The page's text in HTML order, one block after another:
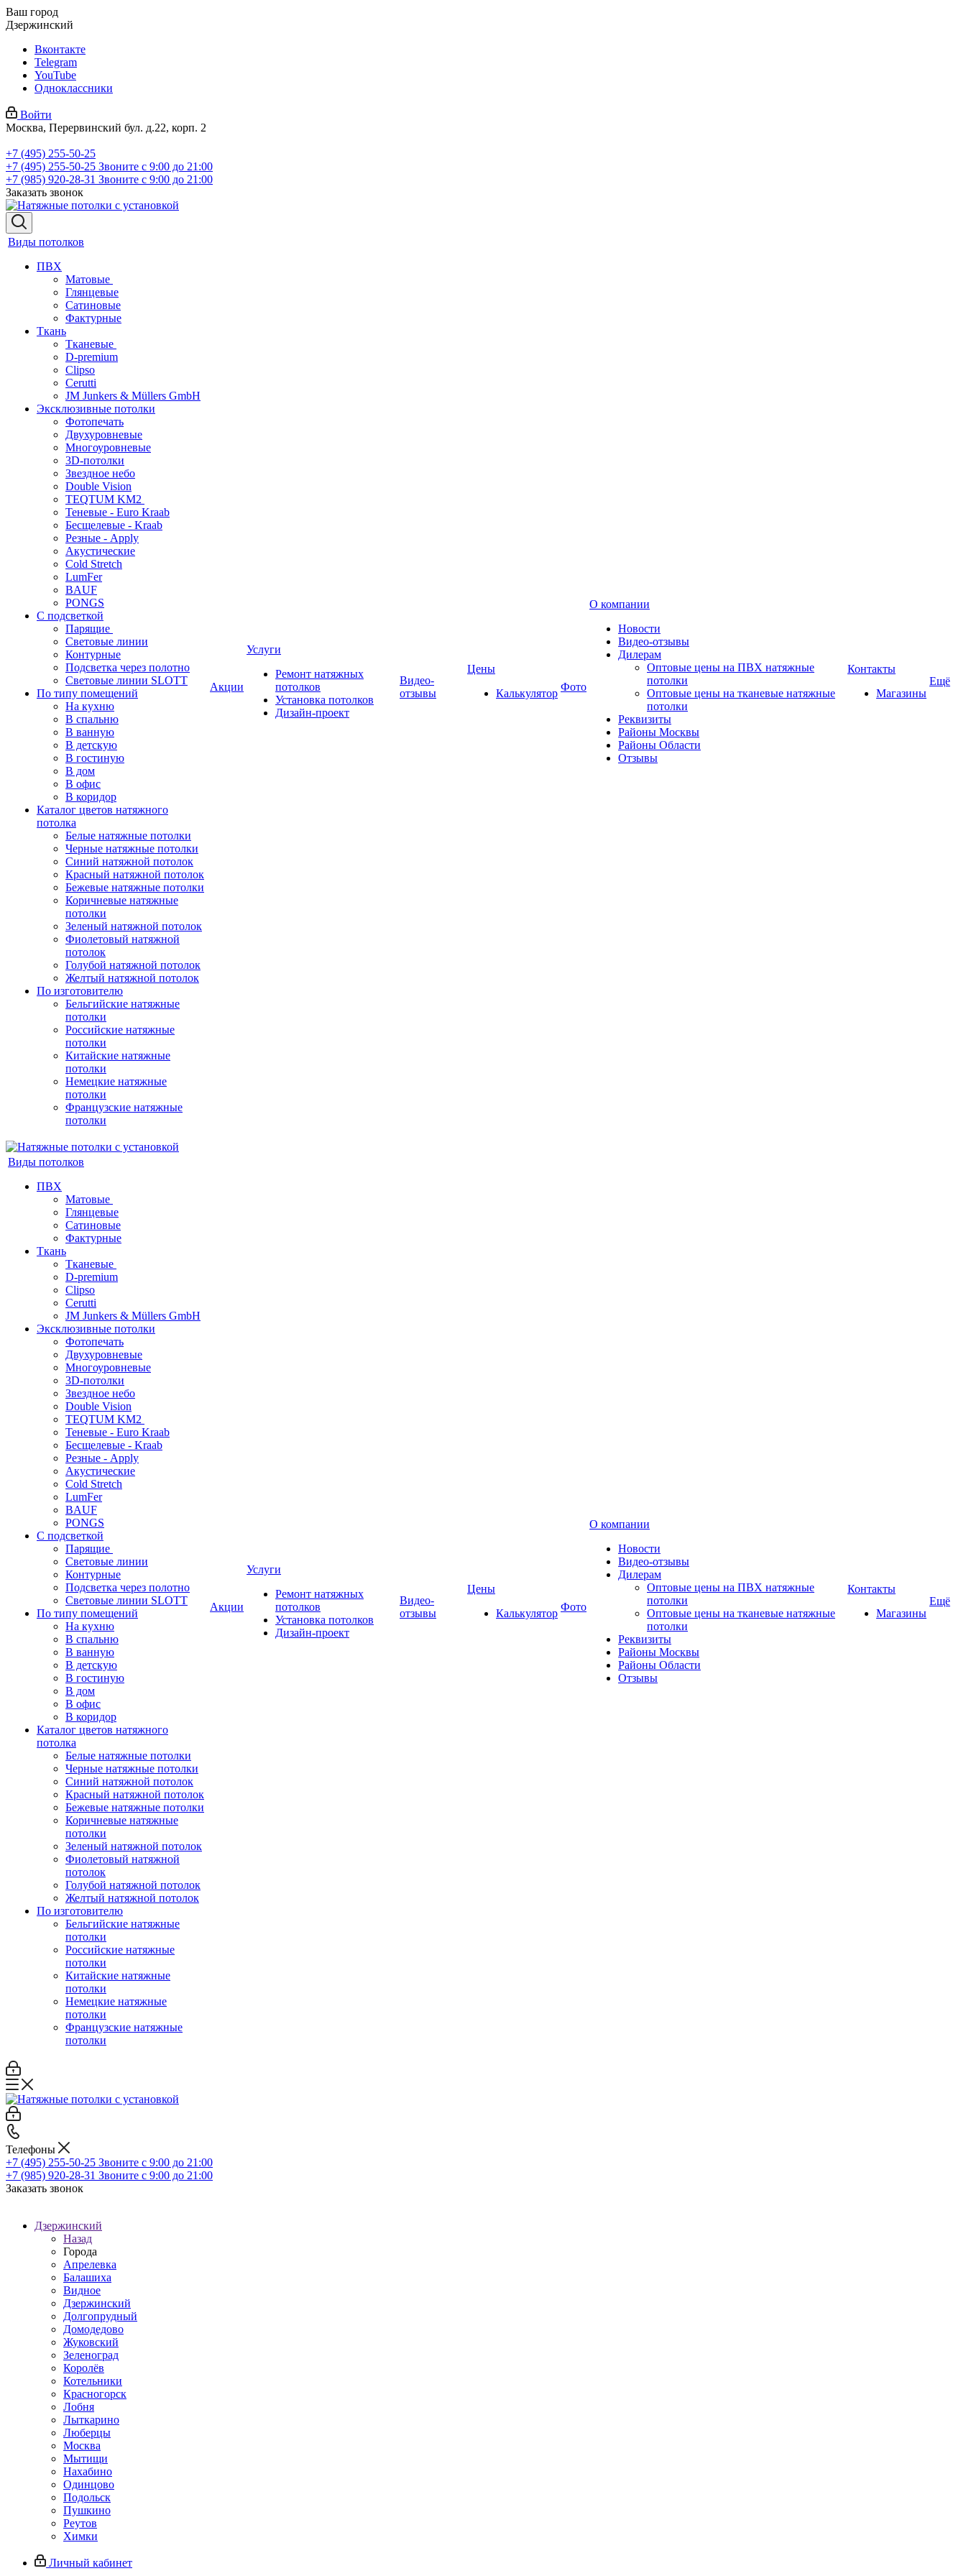
Ваш город
Дзержинский
Вконтакте
Telegram
YouTube
Одноклассники
Войти
Москва, Перервинский бул. д.22, корп. 2
+7 (495) 255-50-25
+7 (495) 255-50-25 Звоните с 9:00 до 21:00
+7 (985) 920-28-31 Звоните с 9:00 до 21:00
Заказать звонок
Виды потолков
ПВХ
Матовые
Глянцевые
Сатиновые
Фактурные
Ткань
Тканевые
D-premium
Clipso
Cerutti
JM Junkers & Müllers GmbH
Эксклюзивные потолки
Фотопечать
Двухуровневые
Многоуровневые
3D-потолки
Звездное небо
Double Vision
TEQTUM KM2
Теневые - Euro Kraab
Бесщелевые - Kraab
Резные - Apply
Акустические
Cold Stretch
LumFer
BAUF
PONGS
С подсветкой
Парящие
Световые линии
Контурные
Подсветка через полотно
Световые линии SLOTT
По типу помещений
На кухню
В спальню
В ванную
В детскую
В гостиную
В дом
В офис
В коридор
Каталог цветов натяжного
потолка
Белые натяжные потолки
Черные натяжные потолки
Синий натяжной потолок
Красный натяжной потолок
Бежевые натяжные потолки
Коричневые натяжные
потолки
Зеленый натяжной потолок
Фиолетовый натяжной
потолок
Голубой натяжной потолок
Желтый натяжной потолок
По изготовителю
Бельгийские натяжные
потолки
Российские натяжные
потолки
Китайские натяжные
потолки
Немецкие натяжные
потолки
Французские натяжные
потолки
Акции
Услуги
Ремонт натяжных
потолков
Установка потолков
Дизайн-проект
Видео-
отзывы
Цены
Калькулятор
Фото
О компании
Новости
Видео-отзывы
Дилерам
Оптовые цены на ПВХ натяжные
потолки
Оптовые цены на тканевые натяжные
потолки
Реквизиты
Районы Москвы
Районы Области
Отзывы
Контакты
Магазины
Ещё
Виды потолков
ПВХ
Матовые
Глянцевые
Сатиновые
Фактурные
Ткань
Тканевые
D-premium
Clipso
Cerutti
JM Junkers & Müllers GmbH
Эксклюзивные потолки
Фотопечать
Двухуровневые
Многоуровневые
3D-потолки
Звездное небо
Double Vision
TEQTUM KM2
Теневые - Euro Kraab
Бесщелевые - Kraab
Резные - Apply
Акустические
Cold Stretch
LumFer
BAUF
PONGS
С подсветкой
Парящие
Световые линии
Контурные
Подсветка через полотно
Световые линии SLOTT
По типу помещений
На кухню
В спальню
В ванную
В детскую
В гостиную
В дом
В офис
В коридор
Каталог цветов натяжного
потолка
Белые натяжные потолки
Черные натяжные потолки
Синий натяжной потолок
Красный натяжной потолок
Бежевые натяжные потолки
Коричневые натяжные
потолки
Зеленый натяжной потолок
Фиолетовый натяжной
потолок
Голубой натяжной потолок
Желтый натяжной потолок
По изготовителю
Бельгийские натяжные
потолки
Российские натяжные
потолки
Китайские натяжные
потолки
Немецкие натяжные
потолки
Французские натяжные
потолки
Акции
Услуги
Ремонт натяжных
потолков
Установка потолков
Дизайн-проект
Видео-
отзывы
Цены
Калькулятор
Фото
О компании
Новости
Видео-отзывы
Дилерам
Оптовые цены на ПВХ натяжные
потолки
Оптовые цены на тканевые натяжные
потолки
Реквизиты
Районы Москвы
Районы Области
Отзывы
Контакты
Магазины
Ещё
Телефоны
+7 (495) 255-50-25 Звоните с 9:00 до 21:00
+7 (985) 920-28-31 Звоните с 9:00 до 21:00
Заказать звонок
Дзержинский
Назад
Города
Апрелевка
Балашиха
Видное
Дзержинский
Долгопрудный
Домодедово
Жуковский
Зеленоград
Королёв
Котельники
Красногорск
Лобня
Лыткарино
Люберцы
Москва
Мытищи
Нахабино
Одинцово
Подольск
Пушкино
Реутов
Химки
Личный кабинет